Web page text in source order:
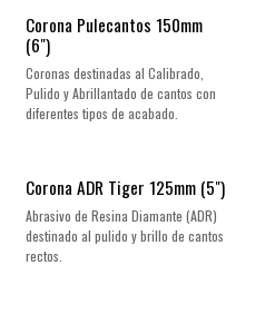
Corona Pulecantos 150mm
(6")
Coronas destinadas al Calibrado,
Pulido y Abrillantado de cantos con
diferentes tipos de acabado.
Corona ADR Tiger 125mm (5")
Abrasivo de Resina Diamante (ADR)
destinado al pulido y brillo de cantos
rectos.